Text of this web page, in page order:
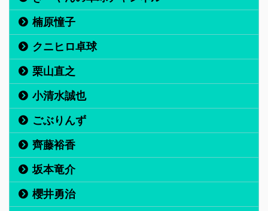
楠原憧子
クニヒロ卓球
栗山直之
小清水誠也
ごぶりんず
齊藤裕香
坂本竜介
櫻井勇治